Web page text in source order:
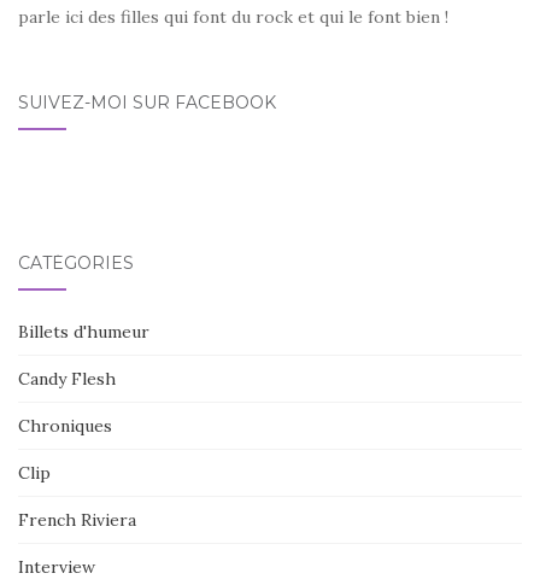
parle ici des filles qui font du rock et qui le font bien !
SUIVEZ-MOI SUR FACEBOOK
CATÉGORIES
Billets d'humeur
Candy Flesh
Chroniques
Clip
French Riviera
Interview